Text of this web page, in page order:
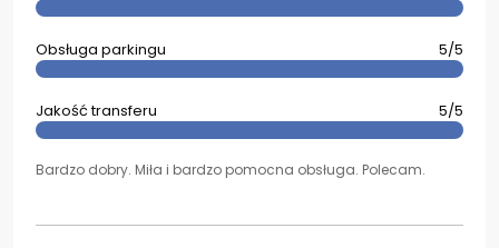
Obsługa parkingu 5/5
Jakość transferu 5/5
Bardzo dobry. Miła i bardzo pomocna obsługa. Polecam.